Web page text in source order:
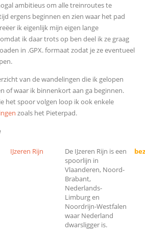
ambitieus om alle treinroutes te
ergens beginnen en zien waar het pad
ik eigenlijk mijn eigen lange
ik daar trots op ben deel ik ze graag
in .GPX. formaat zodat je ze eventueel
van de wandelingen die ik gelopen
of waar ik binnenkort aan ga beginnen.
het spoor volgen loop ik ook enkele
zoals het Pieterpad.
IJzeren Rijn
De IJzeren Rijn is een
spoorlijn in
Vlaanderen, Noord-
Brabant,
Nederlands-
Limburg en
Noordrijn-Westfalen
waar Nederland
dwarsligger is.